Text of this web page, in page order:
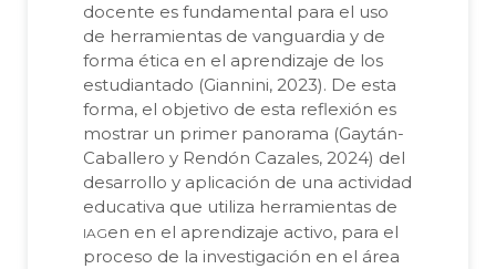
docente es fundamental para el uso
de herramientas de vanguardia y de
forma ética en el aprendizaje de los
estudiantado (Giannini, 2023). De esta
forma, el objetivo de esta reflexión es
mostrar un primer panorama (Gaytán-
Caballero y Rendón Cazales, 2024) del
desarrollo y aplicación de una actividad
educativa que utiliza herramientas de
iagen en el aprendizaje activo, para el
proceso de la investigación en el área